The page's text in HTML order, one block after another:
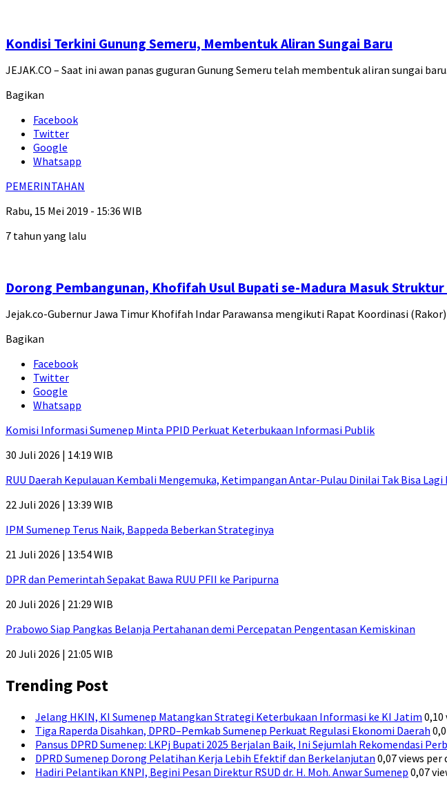
Kondisi Terkini Gunung Semeru, Membentuk Aliran Sungai Baru
JEJAK.CO – Saat ini awan panas guguran Gunung Semeru telah membentuk aliran sungai
Bagikan
Facebook
Twitter
Google
Whatsapp
PEMERINTAHAN
Rabu, 15 Mei 2019 - 15:36 WIB
7 tahun yang lalu
Dorong Pembangunan, Khofifah Usul Bupati se-Madura Masuk Struktur
Jejak.co-Gubernur Jawa Timur Khofifah Indar Parawansa mengikuti Rapat Koordinasi
Bagikan
Facebook
Twitter
Google
Whatsapp
Komisi Informasi Sumenep Minta PPID Perkuat Keterbukaan Informasi Publik
30 Juli 2026 | 14:19 WIB
RUU Daerah Kepulauan Kembali Mengemuka, Ketimpangan Antar-Pulau Dinilai Tak Bisa Lagi
22 Juli 2026 | 13:39 WIB
IPM Sumenep Terus Naik, Bappeda Beberkan Strateginya
21 Juli 2026 | 13:54 WIB
DPR dan Pemerintah Sepakat Bawa RUU PFII ke Paripurna
20 Juli 2026 | 21:29 WIB
Prabowo Siap Pangkas Belanja Pertahanan demi Percepatan Pengentasan Kemiskinan
20 Juli 2026 | 21:05 WIB
Trending Post
Jelang HKIN, KI Sumenep Matangkan Strategi Keterbukaan Informasi ke KI Jatim 0,10
Tiga Raperda Disahkan, DPRD–Pemkab Sumenep Perkuat Regulasi Ekonomi Daerah
Pansus DPRD Sumenep: LKPj Bupati 2025 Berjalan Baik, Ini Sejumlah Rekomendasi
DPRD Sumenep Dorong Pelatihan Kerja Lebih Efektif dan Berkelanjutan 0,07 views per
Hadiri Pelantikan KNPI, Begini Pesan Direktur RSUD dr. H. Moh. Anwar Sumenep 0,07